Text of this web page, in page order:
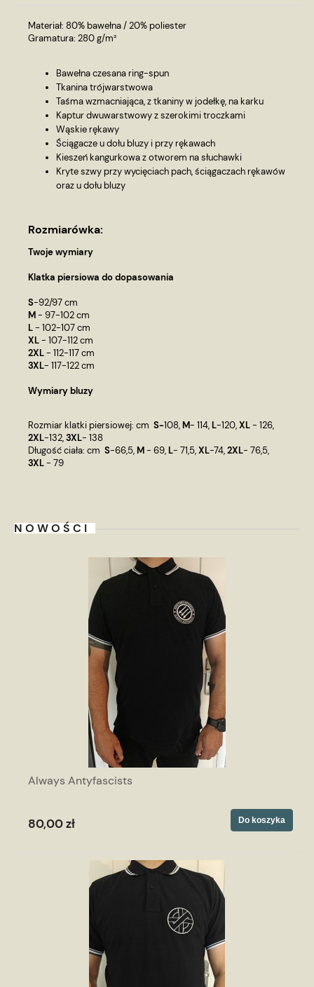
Materiał: 80% bawełna / 20% poliester
Gramatura: 280 g/m²
Bawełna czesana ring-spun
Tkanina trójwarstwowa
Taśma wzmacniająca, z tkaniny w jodełkę, na karku
Kaptur dwuwarstwowy z szerokimi troczkami
Wąskie rękawy
Ściągacze u dołu bluzy i przy rękawach
Kieszeń kangurkowa z otworem na słuchawki
Kryte szwy przy wycięciach pach, ściągaczach rękawów
oraz u dołu bluzy
Rozmiarówka:
Twoje wymiary
Klatka piersiowa do dopasowania
S-92/97 cm
M- 97-102 cm
L- 102-107 cm
XL- 107-112 cm
2XL- 112-117 cm
3XL- 117-122 cm
Wymiary bluzy
Rozmiar klatki piersiowej: cm S-108,M- 114,L-120,XL- 126,
2XL-132,3XL- 138
Długość ciała: cm S-66,5,M- 69,L- 71,5,XL-74,2XL- 76,5,
3XL- 79
NOWOŚCI
Always Antyfascists
80,00 zł Do koszyka